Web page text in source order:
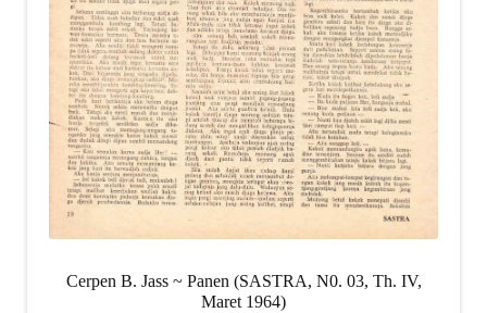
Cerpen B. Jass ~ Panen (SASTRA, N0. 03, Th. IV,
Maret 1964)